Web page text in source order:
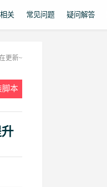
关 常见问题 疑问解答
更新~
本